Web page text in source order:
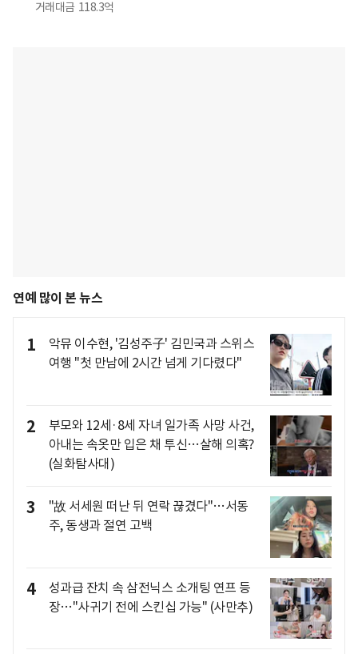
거래대금 118.3억
연예 많이 본 뉴스
1
악뮤 이수현, '김성주子' 김민국과 스위스
여행 "첫 만남에 2시간 넘게 기다렸다"
2
부모와 12세·8세 자녀 일가족 사망 사건,
아내는 속옷만 입은 채 투신…살해 의혹?
(실화탐사대)
3
"故 서세원 떠난 뒤 연락 끊겼다"…서동
주, 동생과 절연 고백
4
성과급 잔치 속 삼전닉스 소개팅 연프 등
장…"사귀기 전에 스킨십 가능" (사만추)